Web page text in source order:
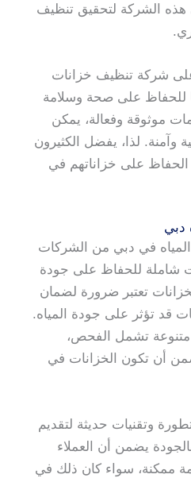
هذه الشركة لتحقيق تنظيف
على شركة تنظيف خزانات
للحفاظ على صحة وسلامة
موثوقة وفعالة، يمكن
وآمنة. لذا، يفضل الكثيرون
الحفاظ على خزاناتهم في
دبي
في دبي من الشركات
شاملة للحفاظ على جودة
تعتبر ضرورة لضمان
قد تؤثر على جودة المياه.
تشمل الفحص،
أن تكون الخزانات في
وتقنيات حديثة لتقديم
يضمن أن العملاء
ممكنة، سواء كان ذلك في